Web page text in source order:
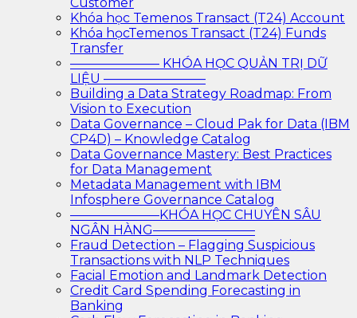
Khóa học Temenos Transact (T24) Account
Khóa họcTemenos Transact (T24) Funds
Transfer
——————— KHÓA HỌC QUẢN TRỊ DỮ
LIỆU ————————
Building a Data Strategy Roadmap: From
Vision to Execution
Data Governance – Cloud Pak for Data (IBM
CP4D) – Knowledge Catalog
Data Governance Mastery: Best Practices
for Data Management
Metadata Management with IBM
Infosphere Governance Catalog
———————KHÓA HỌC CHUYÊN SÂU
NGÂN HÀNG————————
Fraud Detection – Flagging Suspicious
Transactions with NLP Techniques
Facial Emotion and Landmark Detection
Credit Card Spending Forecasting in
Banking